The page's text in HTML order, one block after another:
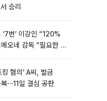
승리
번’ 이강인 “120%
오네 감독 “필요한 선
킹 혐의' A씨, 벌금
⋯11일 결심 공판